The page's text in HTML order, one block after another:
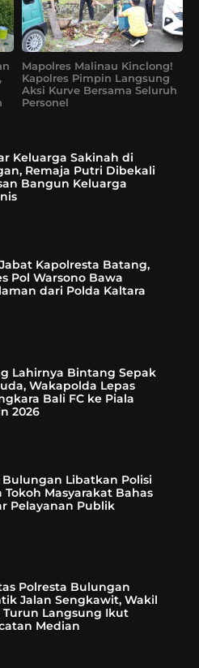
Mapolres Malinau Kinclong!
Kapolres Pimpin Langsung
Aksi Kurve Bersama Seluruh
Personel
Keluarga Sakinah di
Remaja Putri Dibekali
Bangun Keluarga
Kapolresta Batang,
Pol Warsono Bawa
dari Polda Kaltara
Lahirnya Bintang Sepak
Wakapolda Lepas
Bali FC ke Piala
2026
Bulungan Libatkan Polisi
Tokoh Masyarakat Bahas
Pelayanan Publik
Polresta Bulungan
Jalan Sengkawit, Wakil
Langsung Ikut
Median